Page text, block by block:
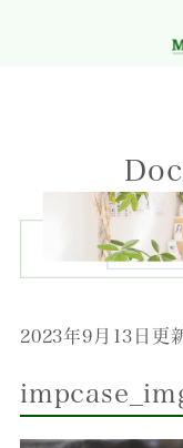
2023年9月13日更